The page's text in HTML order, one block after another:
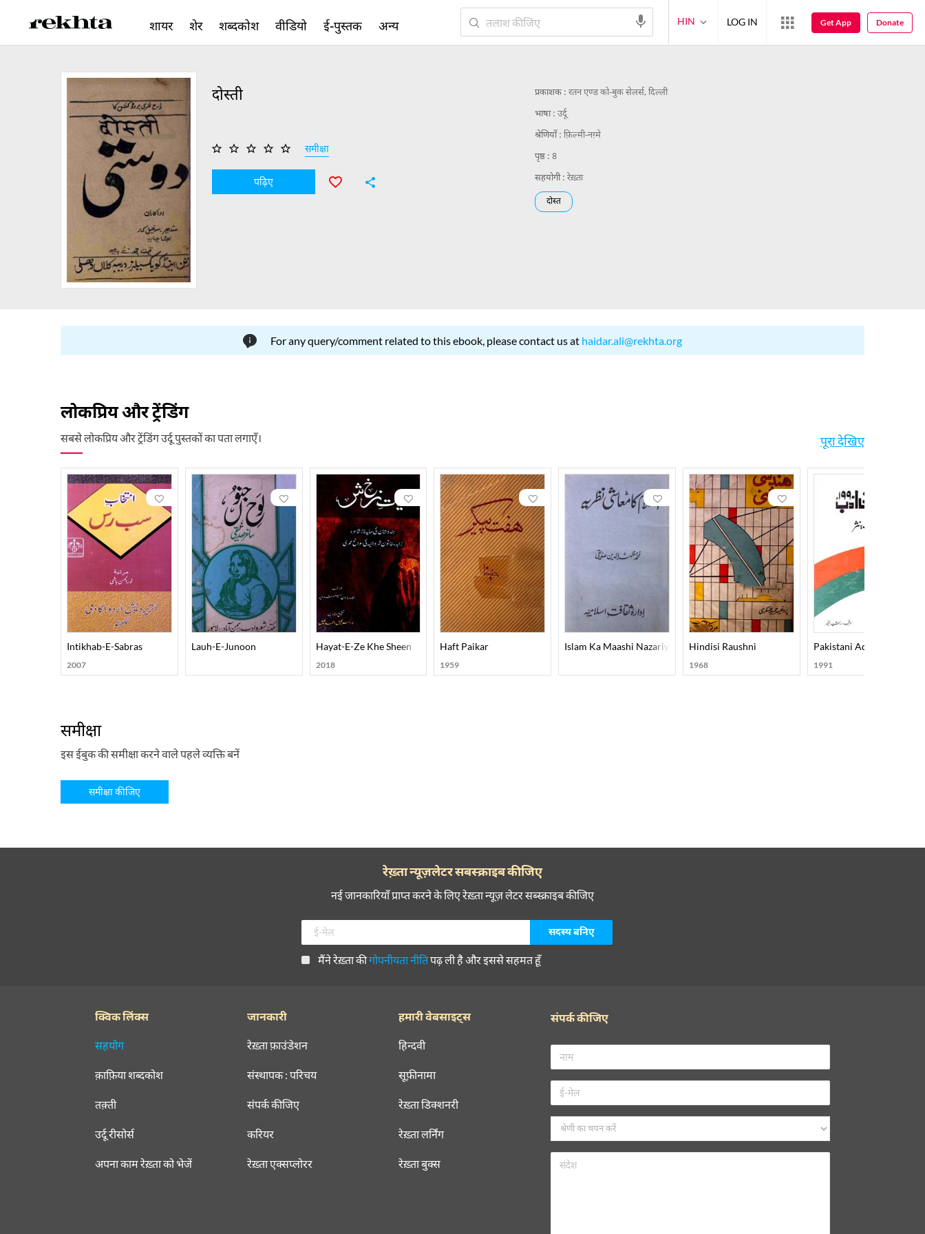
दोस्ती
समीक्षा
पढ़िए
प्रकाशक : रतन एण्ड को-बुक सेलर्स, दिल्ली
भाषा : उर्दू
श्रेणियाँ : फ़िल्मी-नग़्मे
पृष्ठ : 8
सहयोगी : रेख़्ता
दोस्त
For any query/comment related to this ebook, please contact us at haidar.ali@rekhta.org
लोकप्रिय और ट्रेंडिंग
सबसे लोकप्रिय और ट्रेंडिंग उर्दू पुस्तकों का पता लगाएँ। पूरा देखिए
Intikhab-E-Sabras
2007
Lauh-E-Junoon Hayat-E-Ze Khe Sheen
2018
Haft Paikar
1959
Islam Ka Maashi Nazariya Hindisi Raushni
1968
Pakistani Adab-1990
1991
समीक्षा
इस ईबुक की समीक्षा करने वाले पहले व्यक्ति बनें
समीक्षा कीजिए
शायर शेर शब्दकोश वीडियो ई-पुस्तक अन्य HIN LOG IN Get App Donate
रेख़्ता न्यूज़लेटर सबस्क्राइब कीजिए
नई जानकारियाँ प्राप्त करने के लिए रेख़्ता न्यूज़ लेटर सब्स्क्राइब कीजिए
मैंने रेख़्ता कीगोपनीयता नीतिपढ़ ली है और इससे सहमत हूँ
क्विक लिंक्स
सहयोग
क़ाफ़िया शब्दकोश
तक़्ती
उर्दू रीसोर्स
अपना काम रेख़्ता को भेजें
जानकारी
रेख़्ता फ़ाउंडेशन
संस्थापक : परिचय
संपर्क कीजिए
करियर
रेख़्ता एक्सप्लोरर
हमारी वेबसाइट्स
हिन्दवी
सूफ़ीनामा
रेख़्ता डिक्शनरी
रेख़्ता लर्निंग
रेख़्ता बुक्स
संपर्क कीजिए